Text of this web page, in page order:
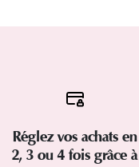
Réglez vos achats en
2, 3 ou 4 fois grâce à